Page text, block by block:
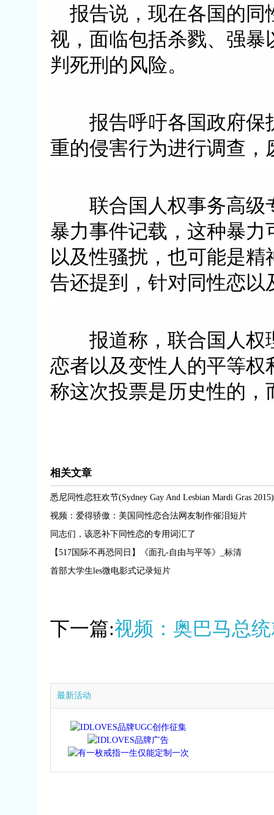
报告说，现在各国的同
视，面临包括杀戮、强
判死刑的风险。
报告呼吁各国政府保
重的侵害行为进行调查
联合国人权事务高级
暴力事件记载，这种暴
以及性骚扰，也可能是
告还提到，针对同性恋
报道称，联合国人权
恋者以及变性人的平等
称这次投票是历史性的
相关文章
悉尼同性恋狂欢节(Sydney Gay And Lesbian Mardi Gras 2015)
视频：爱得骄傲：美国同性恋合法网友制作催泪短片
同志们，该恶补下同性恋的专用词汇了
【517国际不再恐同日】《面孔-自由与平等》_标清
首部大学生les微电影式记录短片
下一篇:视频：奥巴马总
最新活动